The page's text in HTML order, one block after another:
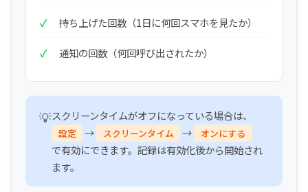
持ち上げた回数（1日に何回スマホを見たか）
通知の回数（何回呼び出されたか）
スクリーンタイムがオフになっている場合は、
設定 → スクリーンタイム → オンにする
で有効にできます。記録は有効化後から開始され
ます。